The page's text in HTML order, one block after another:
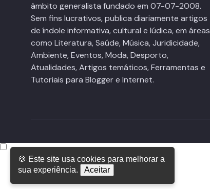
âmbito generalista fundado em 07-07-2008.
Sem fins lucrativos, publica diariamente artigos
de índole informativa, cultural e lúdica, em áreas
como Literatura, Saúde, Música, Juridicidade,
Ambiente, Eventos, Moda, Desporto,
Atualidades, Artigos temáticos, Ferramentas e
Tutoriais para Blogger e Internet.
🍪 Este site usa cookies para melhorar a
sua experiência.
Aceitar